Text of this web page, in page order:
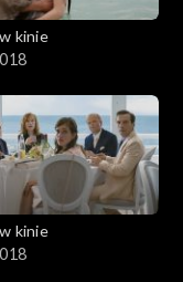
kinie
kinie